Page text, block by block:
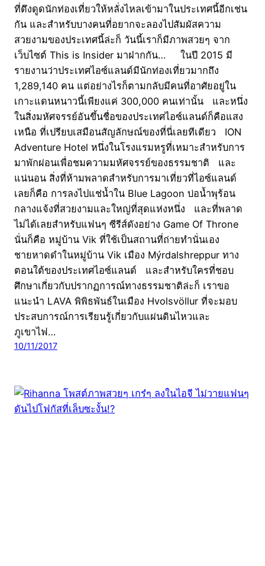
ที่ดึงดูดนักท่องเที่ยวให้หลั่งไหลเข้ามาในประเทศนี้อีกเช่น
กัน และสำหรับบางคนที่อยากจะลองไปสัมผัสความ
สวยงามของประเทศนี้ล่ะก็ วันนี้เราก็มีภาพสวยๆ จาก
เว็บไซต์ This is Insider มาฝากกัน… ในปี 2015 มี
รายงานว่าประเทศไอซ์แลนด์มีนักท่องเที่ยวมากถึง
1,289,140 คน แต่อย่างไรก็ตามกลับมีคนที่อาศัยอยู่ใน
เกาะแดนหนาวนี้เพียงแค่ 300,000 คนเท่านั้น และหนึ่ง
ในสิ่งมหัศจรรย์อันขึ้นชื่อของประเทศไอซ์แลนด์ก็คือแสง
เหนือ ที่เปรียบเสมือนสัญลักษณ์ของที่นี่เลยทีเดียว ION
Adventure Hotel หนึ่งในโรงแรมหรูที่เหมาะสำหรับการ
มาพักผ่อนเพื่อชมความมหัศจรรย์ของธรรมชาติ และ
แน่นอน สิ่งที่ห้ามพลาดสำหรับการมาเที่ยวที่ไอซ์แลนด์
เลยก็คือ การลงไปแช่น้ำใน Blue Lagoon บ่อน้ำพุร้อน
กลางแจ้งที่สวยงามและใหญ่ที่สุดแห่งหนึ่ง และที่พลาด
ไม่ได้เลยสำหรับแฟนๆ ซีรีส์ดังอย่าง Game Of Throne
นั่นก็คือ หมู่บ้าน Vik ที่ใช้เป็นสถานที่ถ่ายทำนั่นเอง
ชายหาดดำในหมู่บ้าน Vik เมือง Mýrdalshreppur ทาง
ตอนใต้ของประเทศไอซ์แลนด์ และสำหรับใครที่ชอบ
ศึกษาเกี่ยวกับปรากฏการณ์ทางธรรมชาติล่ะก็ เราขอ
แนะนำ LAVA พิพิธพันธ์ในเมือง Hvolsvöllur ที่จะมอบ
ประสบการณ์การเรียนรู้เกี่ยวกับแผ่นดินไหวและ
ภูเขาไฟ…
10/11/2017